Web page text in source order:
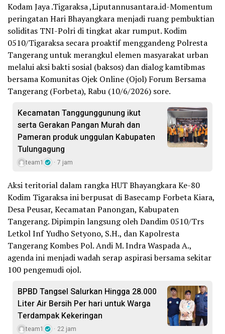
Kodam Jaya .Tigaraksa ,Liputannusantara.id-Momentum
peringatan Hari Bhayangkara menjadi ruang pembuktian
soliditas TNI-Polri di tingkat akar rumput. Kodim
0510/Tigaraksa secara proaktif menggandeng Polresta
Tangerang untuk merangkul elemen masyarakat urban
melalui aksi bakti sosial (baksos) dan dialog kamtibmas
bersama Komunitas Ojek Online (Ojol) Forum Bersama
Tangerang (Forbeta), Rabu (10/6/2026) sore.
Kecamatan Tanggunggunung ikut
serta Gerakan Pangan Murah dan
Pameran produk unggulan Kabupaten
Tulungagung
team1 7 jam
Aksi teritorial dalam rangka HUT Bhayangkara Ke-80
Kodim Tigaraksa ini berpusat di Basecamp Forbeta Kiara,
Desa Peusar, Kecamatan Panongan, Kabupaten
Tangerang. Dipimpin langsung oleh Dandim 0510/Trs
Letkol Inf Yudho Setyono, S.H., dan Kapolresta
Tangerang Kombes Pol. Andi M. Indra Waspada A.,
agenda ini menjadi wadah serap aspirasi bersama sekitar
100 pengemudi ojol.
BPBD Tangsel Salurkan Hingga 28.000
Liter Air Bersih Per hari untuk Warga
Terdampak Kekeringan
team1 22 jam